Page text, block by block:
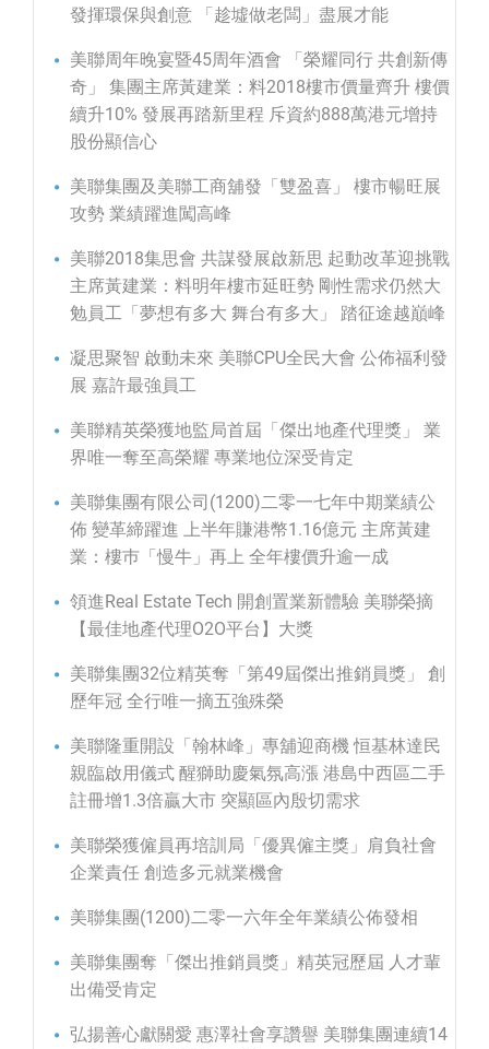
發揮環保與創意 「趁墟做老闆」盡展才能
美聯周年晚宴暨45周年酒會 「榮耀同行 共創新傳
奇」 集團主席黃建業：料2018樓市價量齊升 樓價
續升10% 發展再踏新里程 斥資約888萬港元增持
股份顯信心
美聯集團及美聯工商舖發「雙盈喜」 樓市暢旺展
攻勢 業績躍進闖高峰
美聯2018集思會 共謀發展啟新思 起動改革迎挑戰
主席黃建業：料明年樓市延旺勢 剛性需求仍然大
勉員工「夢想有多大 舞台有多大」 踏征途越巔峰
凝思聚智 啟動未來 美聯CPU全民大會 公佈福利發
展 嘉許最強員工
美聯精英榮獲地監局首屆「傑出地產代理獎」 業
界唯一奪至高榮耀 專業地位深受肯定
美聯集團有限公司(1200)二零一七年中期業績公
佈 變革締躍進 上半年賺港幣1.16億元 主席黃建
業：樓巿「慢牛」再上 全年樓價升逾一成
領進Real Estate Tech 開創置業新體驗 美聯榮摘
【最佳地產代理O2O平台】大獎
美聯集團32位精英奪「第49屆傑出推銷員獎」 創
歷年冠 全行唯一摘五強殊榮
美聯隆重開設「翰林峰」專舖迎商機 恒基林達民
親臨啟用儀式 醒獅助慶氣氛高漲 港島中西區二手
註冊增1.3倍贏大市 突顯區內殷切需求
美聯榮獲僱員再培訓局「優異僱主獎」肩負社會
企業責任 創造多元就業機會
美聯集團(1200)二零一六年全年業績公佈發相
美聯集團奪「傑出推銷員獎」精英冠歷屆 人才輩
出備受肯定
弘揚善心獻關愛 惠澤社會享讚譽 美聯集團連續14